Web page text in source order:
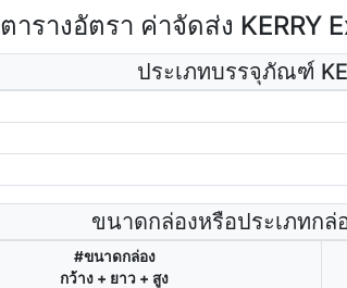
ตารางอัตรา ค่าจัดส่ง KERRY
ประเภทบรรจุภัณฑ์
ขนาดกล่องหรือประเภทกล่
#ขนาดกล่อง
กว้าง + ยาว + สูง